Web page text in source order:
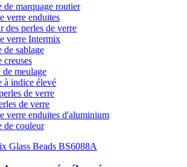
de marquage routier
verre enduites
des perles de verre
verre Intermix
de sablage
creuses
meulage
à indice élevé
de verre
de verre
verre enduites d'aluminium
de couleur